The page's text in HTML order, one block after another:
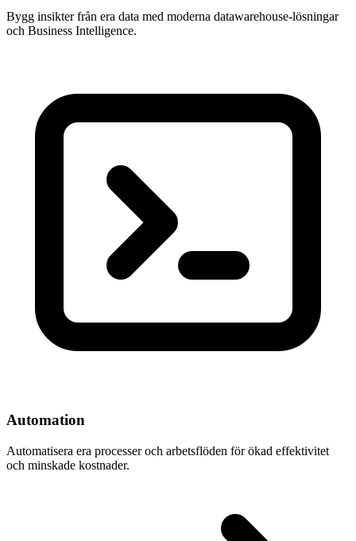
Bygg insikter från era data med moderna datawarehouse-lösningar
och Business Intelligence.
Automation
Automatisera era processer och arbetsflöden för ökad effektivitet
och minskade kostnader.